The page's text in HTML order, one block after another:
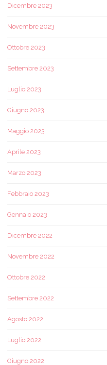
Dicembre 2023
Novembre 2023
Ottobre 2023
Settembre 2023
Luglio 2023
Giugno 2023
Maggio 2023
Aprile 2023
Marzo 2023
Febbraio 2023
Gennaio 2023
Dicembre 2022
Novembre 2022
Ottobre 2022
Settembre 2022
Agosto 2022
Luglio 2022
Giugno 2022